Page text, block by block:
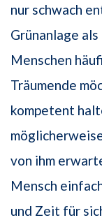
nur schwach
Grünanlage
Menschen
Träumende
kompetent
von ihm
Mensch
und Zeit für